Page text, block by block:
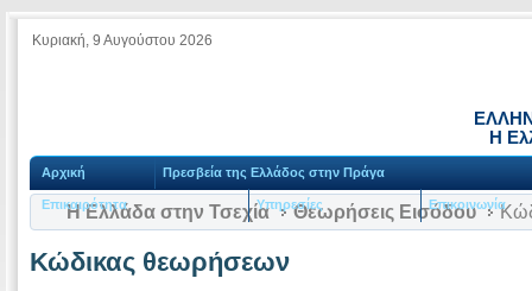
Κυριακή, 9 Αυγούστου 2026
Η
Αρχική Πρεσβεία της Ελλάδος στην Πράγα
Επικαιρότητα Υπηρεσίες Επικοινωνία
Η Ελλάδα στην Τσεχία Θεωρήσεις Εισόδου
Κώδικας θεωρήσεων